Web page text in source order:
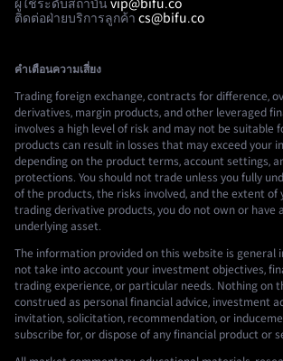
ผู้ใช้ระดับสถาบัน vip@bifu.co
ติดต่อฝ่ายบริการลูกค้า cs@bifu.co
คำเตือนความเสี่ยง
Trading foreign exchange, contracts for difference,
derivatives, margin products, and other leveraged
involves a high level of risk and may not be suitable
products can result in losses that may exceed your
depending on the product terms, account settings,
protections. You should not trade unless you fully
of the products, the risks involved, and the extent of
trading derivative products, you do not own or have
underlying asset.
The information provided on this website is general
not take into account your investment objectives,
trading experience, or particular needs. Nothing on
construed as personal financial advice, investment
invitation, solicitation, recommendation, or
subscribe for, or dispose of any financial product or